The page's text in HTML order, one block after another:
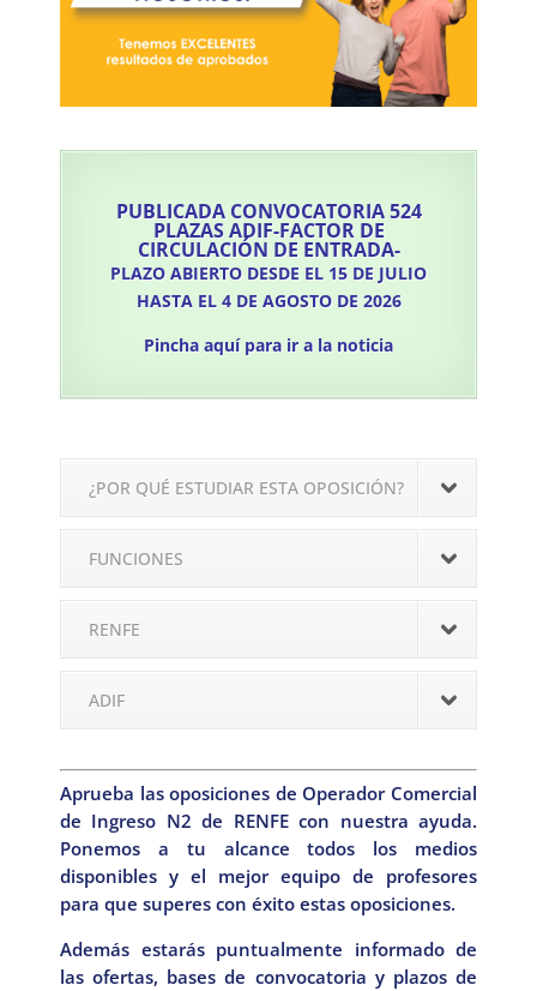
PUBLICADA CONVOCATORIA 524
PLAZAS ADIF-FACTOR DE
CIRCULACIÓN DE ENTRADA-
PLAZO ABIERTO DESDE EL 15 DE JULIO
HASTA EL 4 DE AGOSTO DE 2026
Pincha aquí para ir a la noticia
¿POR QUÉ ESTUDIAR ESTA OPOSICIÓN?
FUNCIONES
RENFE
ADIF
Aprueba las oposiciones de Operador Comercial
de Ingreso N2 de RENFE con nuestra ayuda.
Ponemos a tu alcance todos los medios
disponibles y el mejor equipo de profesores
para que superes con éxito estas oposiciones.
Además estarás puntualmente informado de
las ofertas, bases de convocatoria y plazos de